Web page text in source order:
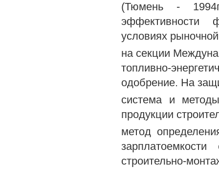
(Тюмень -
эффективности
условиях
на секции
топливно-
одобрение. На
система и методы
продукции
метод
строительно-